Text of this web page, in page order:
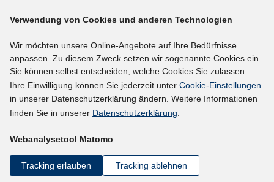
Barrieren melden
Social-Media-Kanäle
BlueSky
YouTube
LinkedIn
kununu
Netiquette
Verwendung von Cookies und anderen Technologien
Wir möchten unsere Online-Angebote auf Ihre Bedürfnisse
anpassen. Zu diesem Zweck setzen wir sogenannte Cookies ein.
Sie können selbst entscheiden, welche Cookies Sie zulassen.
Ihre Einwilligung können Sie jederzeit unter Cookie-Einstellungen
in unserer Datenschutzerklärung ändern. Weitere Informationen
finden Sie in unserer Datenschutzerklärung.
Webanalysetool Matomo
Tracking erlauben Tracking ablehnen